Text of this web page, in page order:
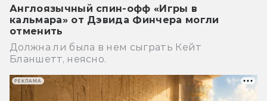
Англоязычный спин-офф «Игры в
кальмара» от Дэвида Финчера могли
отменить
Должна ли была в нем сыграть Кейт
Бланшетт, неясно.
РЕКЛАМА